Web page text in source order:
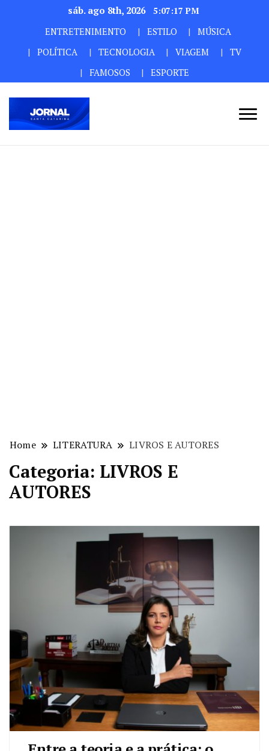
sáb. ago 8th, 2026
5:07:19 PM
ENTRETENIMENTO
ESTILO
MÚSICA
POLÍTICA
TECNOLOGIA VIAGEM
TV
FAMOSOS
ESPORTE
Home LITERATURA LIVROS E AUTORES
Categoria: LIVROS E
AUTORES